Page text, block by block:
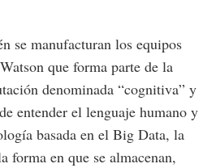
se manufacturan los equipos
que forma parte de la
denominada “cognitiva” y
entender el lenguaje humano y
basada en el Big Data, la
forma en que se almacenan,